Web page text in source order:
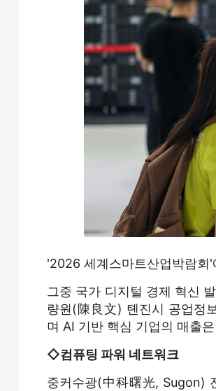
'2026 세계스마트산업박람회
그중 국가 디지털 경제 혁신
량원(陳良文) 톈진시 공업정
며 AI 기반 핵심 기업의 매출
◇컴퓨팅 파워 네트워크
중커수광(中科曙光, Sugon)